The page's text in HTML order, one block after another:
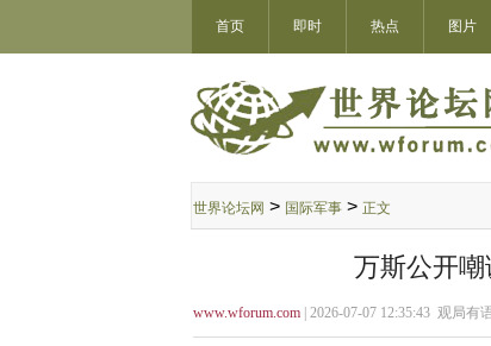
首页 即时 热点 图片
世界论坛网 > 国际军事 > 正文
万斯公开
www.wforum.com | 2026-07-07 12:35:43 观局有